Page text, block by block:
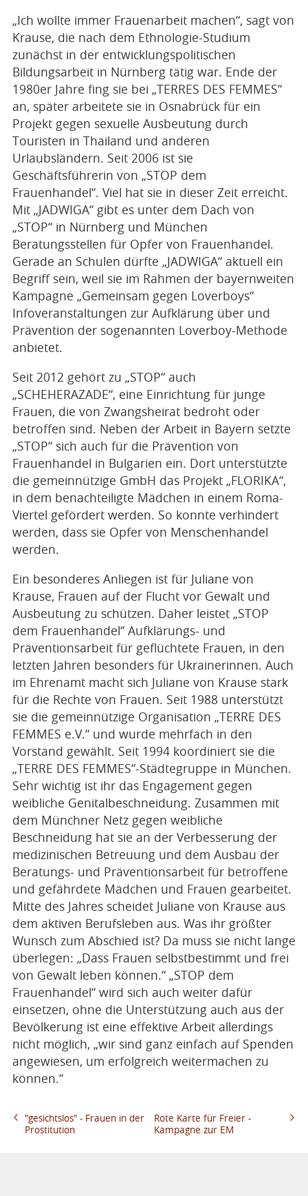
„Ich wollte immer Frauenarbeit machen“, sagt von
Krause, die nach dem Ethnologie-Studium
zunächst in der entwicklungspolitischen
Bildungsarbeit in Nürnberg tätig war. Ende der
1980er Jahre fing sie bei „TERRES DES FEMMES“
an, später arbeitete sie in Osnabrück für ein
Projekt gegen sexuelle Ausbeutung durch
Touristen in Thailand und anderen
Urlaubsländern. Seit 2006 ist sie
Geschäftsführerin von „STOP dem
Frauenhandel“. Viel hat sie in dieser Zeit erreicht.
Mit „JADWIGA“ gibt es unter dem Dach von
„STOP“ in Nürnberg und München
Beratungsstellen für Opfer von Frauenhandel.
Gerade an Schulen dürfte „JADWIGA“ aktuell ein
Begriff sein, weil sie im Rahmen der bayernweiten
Kampagne „Gemeinsam gegen Loverboys“
Infoveranstaltungen zur Aufklärung über und
Prävention der sogenannten Loverboy-Methode
anbietet.
Seit 2012 gehört zu „STOP“ auch
„SCHEHERAZADE“, eine Einrichtung für junge
Frauen, die von Zwangsheirat bedroht oder
betroffen sind. Neben der Arbeit in Bayern setzte
„STOP“ sich auch für die Prävention von
Frauenhandel in Bulgarien ein. Dort unterstützte
die gemeinnützige GmbH das Projekt „FLORIKA“,
in dem benachteiligte Mädchen in einem Roma-
Viertel gefördert werden. So konnte verhindert
werden, dass sie Opfer von Menschenhandel
werden.
Ein besonderes Anliegen ist für Juliane von
Krause, Frauen auf der Flucht vor Gewalt und
Ausbeutung zu schützen. Daher leistet „STOP
dem Frauenhandel“ Aufklärungs- und
Präventionsarbeit für geflüchtete Frauen, in den
letzten Jahren besonders für Ukrainerinnen. Auch
im Ehrenamt macht sich Juliane von Krause stark
für die Rechte von Frauen. Seit 1988 unterstützt
sie die gemeinnützige Organisation „TERRE DES
FEMMES e.V.“ und wurde mehrfach in den
Vorstand gewählt. Seit 1994 koordiniert sie die
„TERRE DES FEMMES“-Städtegruppe in München.
Sehr wichtig ist ihr das Engagement gegen
weibliche Genitalbeschneidung. Zusammen mit
dem Münchner Netz gegen weibliche
Beschneidung hat sie an der Verbesserung der
medizinischen Betreuung und dem Ausbau der
Beratungs- und Präventionsarbeit für betroffene
und gefährdete Mädchen und Frauen gearbeitet.
Mitte des Jahres scheidet Juliane von Krause aus
dem aktiven Berufsleben aus. Was ihr größter
Wunsch zum Abschied ist? Da muss sie nicht lange
überlegen: „Dass Frauen selbstbestimmt und frei
von Gewalt leben können.“ „STOP dem
Frauenhandel“ wird sich auch weiter dafür
einsetzen, ohne die Unterstützung auch aus der
Bevölkerung ist eine effektive Arbeit allerdings
nicht möglich, „wir sind ganz einfach auf Spenden
angewiesen, um erfolgreich weitermachen zu
können.“
"gesichtslos" - Frauen in der
Prostitution
Rote Karte für Freier -
Kampagne zur EM